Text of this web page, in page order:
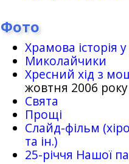
Фото
Храмова історія
Миколайчики
Хресний хід з
жовтня 2006 року
Свята
Прощі
Слайд-фільм
та ін.)
25-рiччя Нашої